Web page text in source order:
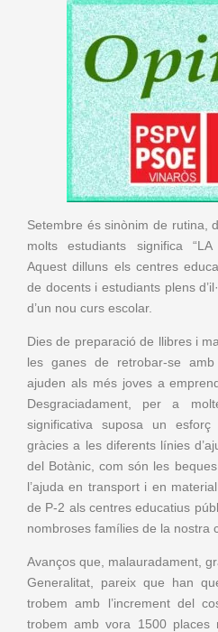
Setembre és sinònim de rutina,
molts estudiants significa “LA
Aquest dilluns els centres
de docents i estudiants plens
d’un nou curs escolar.
Dies de preparació de llibres i
les ganes de retrobar-se
ajuden als més joves a
Desgraciadament, per a
significativa suposa un
gràcies a les diferents línies
del Botànic, com són les
l’ajuda en transport i en
de P-2 als centres educatius
nombroses famílies de la nostra
Avanços que, malauradament,
Generalitat, pareix que han
trobem amb l’increment del
trobem amb vora 1500 places